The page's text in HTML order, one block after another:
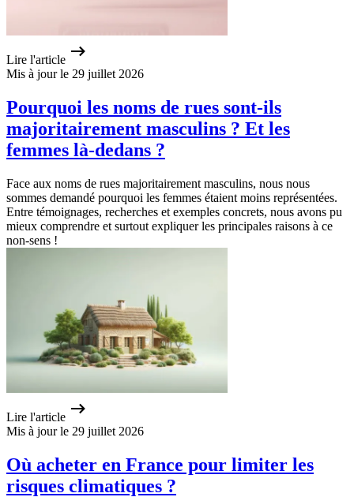
Lire l'article
Mis à jour le 29 juillet 2026
Pourquoi les noms de rues sont-ils
majoritairement masculins ? Et les
femmes là-dedans ?
Face aux noms de rues majoritairement masculins, nous nous
sommes demandé pourquoi les femmes étaient moins représentées.
Entre témoignages, recherches et exemples concrets, nous avons pu
mieux comprendre et surtout expliquer les principales raisons à ce
non-sens !
Lire l'article
Mis à jour le 29 juillet 2026
Où acheter en France pour limiter les
risques climatiques ?